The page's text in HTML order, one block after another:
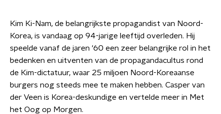
Kim Ki-Nam, de belangrijkste propagandist van Noord-
Korea, is vandaag op 94-jarige leeftijd overleden. Hij
speelde vanaf de jaren '60 een zeer belangrijke rol in het
bedenken en uitventen van de propagandacultus rond
de Kim-dictatuur, waar 25 miljoen Noord-Koreaanse
burgers nog steeds mee te maken hebben. Casper van
der Veen is Korea-deskundige en vertelde meer in Met
het Oog op Morgen.